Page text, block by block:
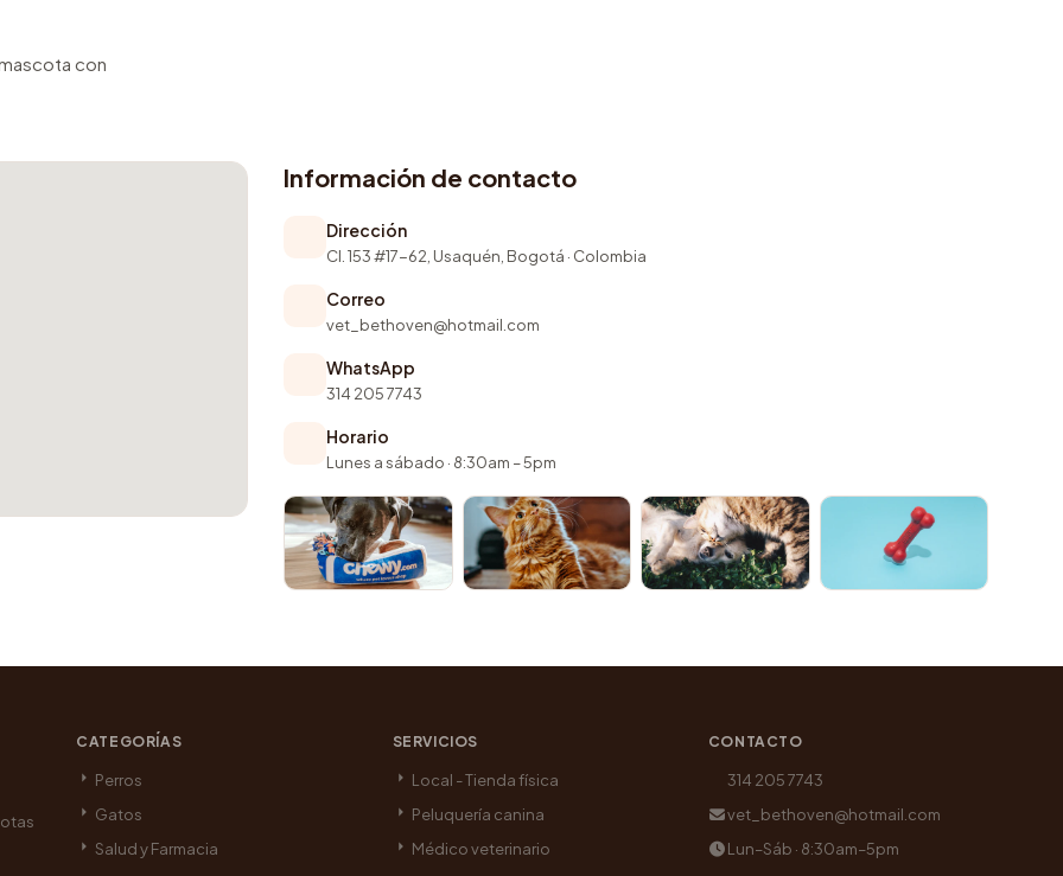
con
Información de contacto
Dirección
Cl. 153 #17-62, Usaquén, Bogotá · Colombia
Correo
vet_bethoven@hotmail.com
WhatsApp
314 205 7743
Horario
Lunes a sábado · 8:30am – 5pm
CATEGORÍAS
Perros
Gatos
Salud y Farmacia
SERVICIOS
Local - Tienda física
Peluquería canina
Médico veterinario
CONTACTO
314 205 7743
vet_bethoven@hotmail.com
Lun–Sáb · 8:30am–5pm